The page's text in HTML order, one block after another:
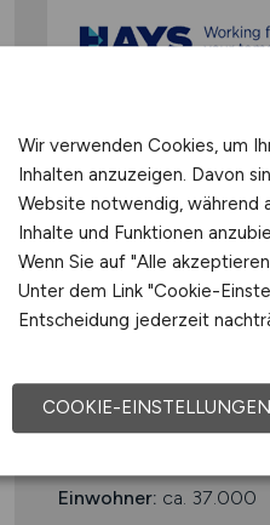
Einwohner: ca. 37.000
Wir verwenden Cookies, um
Inhalten anzuzeigen. Davon
Website notwendig, während
Inhalte und Funktionen
Wenn Sie auf "Alle
Unter dem Link "Cookie-
Entscheidung jederzeit
COOKIE-EINSTELLUNGEN